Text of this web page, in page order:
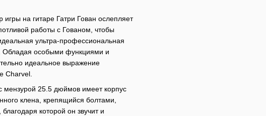
на гитаре Гатри Гован ослепляет
работы с Гованом, чтобы
ультра-профессиональная
Обладая особыми функциями и
идеальное выражение
Charvel.
мензурой 25.5 дюймов имеет корпус
клена, крепящийся болтами,
которой он звучит и